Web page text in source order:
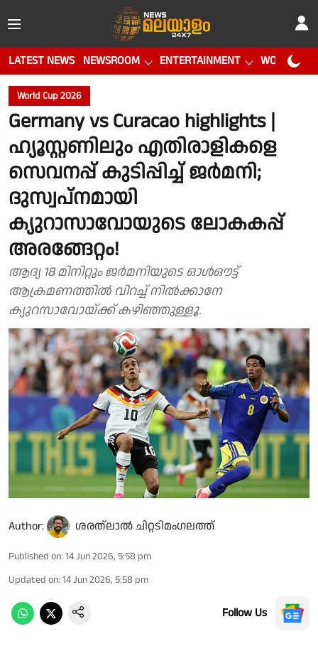
LATEST NEWS NEWSROOM ENTERTAINMENT WORLD CUP
World Cup 2026
Germany vs Curacao highlights |
ഹ്യൂസ്റ്റണിലും എതിരാളികളെ
സെവനപ്പ് കുടിപ്പിച്ച് ജർമനി;
ദുസ്വപ്നമായി
ക്യുറാസാവോയുടെ ലോകകപ്പ്
അരങ്ങേറ്റം!
ആദ്യ 18 മിനിറ്റും ജർമനിയുടെ ഓൾഔട്ട്
ആക്രമണത്തിൽ വിറച്ച് നിൽക്കാനേ
ക്യുറസാവോയ്ക്ക് കഴിഞ്ഞുള്ളൂ.
Author: ശരത്‌ലാൽ ചിറ്റടിമംഗലത്ത്
Published on: 14 Jun 2026, 5:58 pm
Updated on: 14 Jun 2026, 5:58 pm
Follow Us